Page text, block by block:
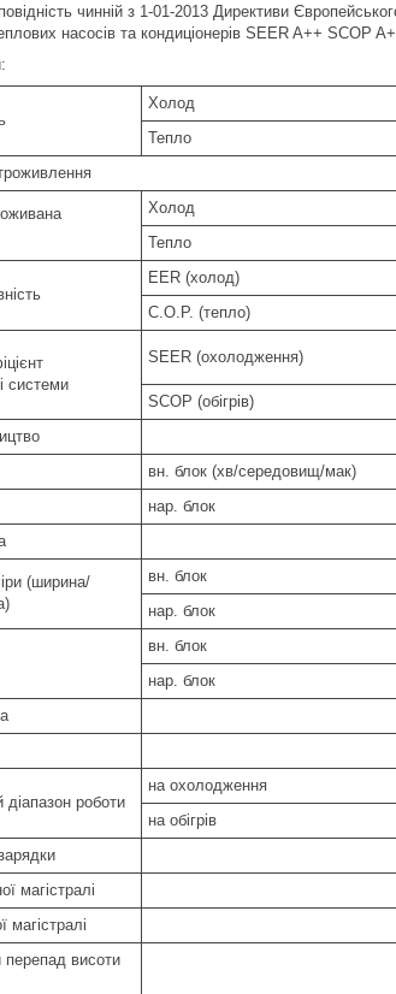
чинній з 1-01-2013 Директиви
насосів та кондиціонерів SEER A++ SCOP
Холод
Тепло
Холод
Тепло
EER (холод)
C.O.P. (тепло)
системи
SEER (охолодження)
SCOP (обігрів)
вн. блок (хв/середовищ/мак)
нар. блок
(ширина/
вн. блок
нар. блок
вн. блок
нар. блок
роботи
на охолодження
на обігрів
магістралі
магістралі
висоти